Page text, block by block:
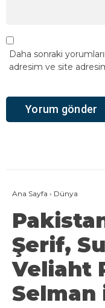
Daha sonraki
adresim ve site
Ana Sayfa › Dünya
Şerif,
Veliaht
Selman